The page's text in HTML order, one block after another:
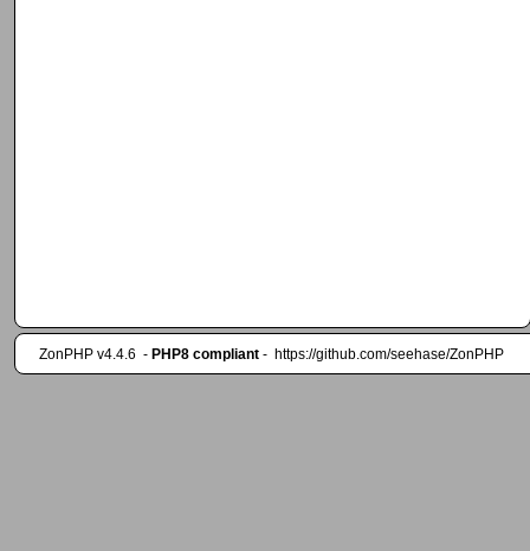
ZonPHP v4.4.6 - PHP8 compliant - https://github.com/seehase/ZonPHP